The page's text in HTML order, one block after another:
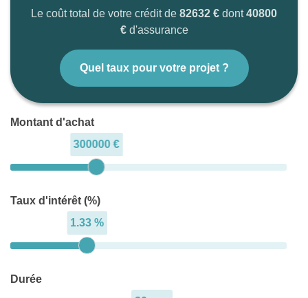
Le coût total de votre crédit de 82632 € dont40800
€d'assurance
Quel taux pour votre projet ?
Montant d'achat
300000 €
Taux d'intérêt (%)
1.33 %
Durée